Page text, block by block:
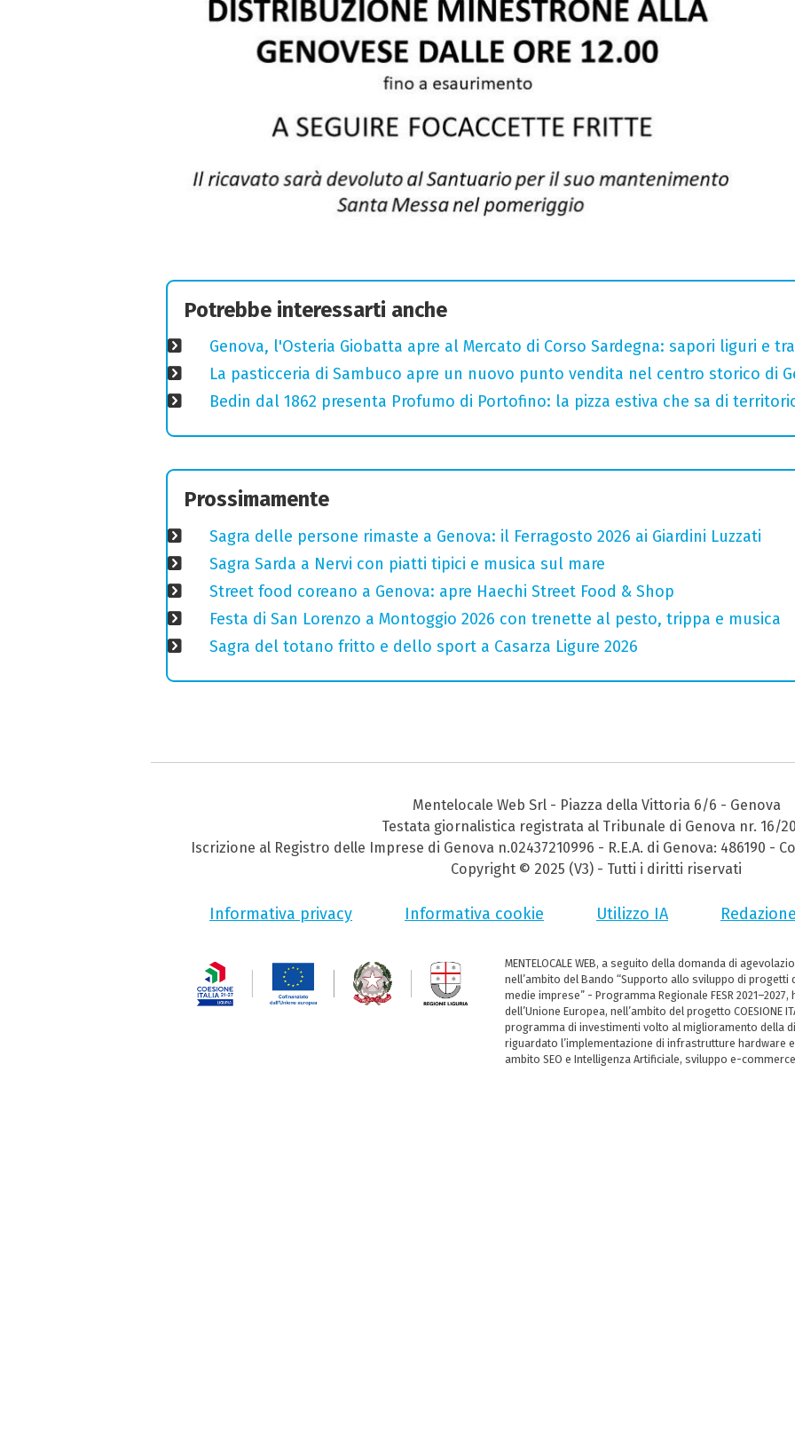
Potrebbe interessarti anche
Genova, l'Osteria Giobatta apre al Mercato di Corso Sardegna: sapori liguri e
La pasticceria di Sambuco apre un nuovo punto vendita nel centro storico di
Bedin dal 1862 presenta Profumo di Portofino: la pizza estiva che sa di
Prossimamente
Sagra delle persone rimaste a Genova: il Ferragosto 2026 ai Giardini Luzzati
Sagra Sarda a Nervi con piatti tipici e musica sul mare
Street food coreano a Genova: apre Haechi Street Food & Shop
Festa di San Lorenzo a Montoggio 2026 con trenette al pesto, trippa e musica
Sagra del totano fritto e dello sport a Casarza Ligure 2026
Mentelocale Web Srl - Piazza della Vittoria 6/6 - Genova
Testata giornalistica registrata al Tribunale di Genova nr. 16/
Iscrizione al Registro delle Imprese di Genova n.02437210996 - R.E.A. di Genova: 486190 -
Copyright © 2025 (V3) - Tutti i diritti riservati
Informativa privacy Informativa cookie Utilizzo IA Redazione
MENTELOCALE WEB, a seguito della domanda di
nell’ambito del Bando “Supporto allo sviluppo di
medie imprese” - Programma Regionale FESR
dell’Unione Europea, nell’ambito del progetto COESIONE
programma di investimenti volto al miglioramento della
riguardato l’implementazione di infrastrutture hardware
ambito SEO e Intelligenza Artificiale, sviluppo e-commerce